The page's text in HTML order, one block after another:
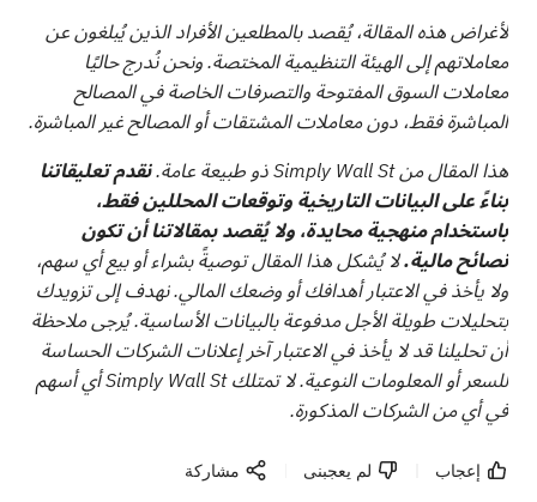
لأغراض هذه المقالة، يُقصد بالمطلعين الأفراد الذين يُبلغون عن
معاملاتهم إلى الهيئة التنظيمية المختصة. ونحن نُدرج حاليًا
معاملات السوق المفتوحة والتصرفات الخاصة في المصالح
المباشرة فقط، دون معاملات المشتقات أو المصالح غير المباشرة.
هذا المقال من Simply Wall St ذو طبيعة عامة.
نقدم تعليقاتنا
بناءً على البيانات التاريخية وتوقعات المحللين فقط،
باستخدام منهجية محايدة، ولا يُقصد بمقالاتنا أن تكون
نصائح مالية.لا يُشكل هذا المقال توصيةً بشراء أو بيع أي سهم،
ولا يأخذ في الاعتبار أهدافك أو وضعك المالي. نهدف إلى تزويدك
بتحليلات طويلة الأجل مدفوعة بالبيانات الأساسية. يُرجى ملاحظة
أن تحليلنا قد لا يأخذ في الاعتبار آخر إعلانات الشركات الحساسة
للسعر أو المعلومات النوعية. لا تمتلك Simply Wall St أي أسهم
في أي من الشركات المذكورة.
إعجاب لم يعجبنى مشاركة